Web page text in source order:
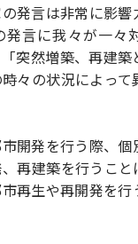
発言は非常に影響
発言に我々が一々
突然増築、再建
々の状況によって
開発を行う際、個
再建築を行うこ
再生や再開発を行